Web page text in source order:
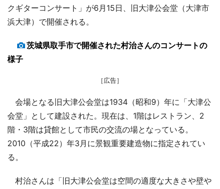
クギターコンサート」が6月15日、旧大津公会堂（大津市
浜大津）で開催される。
茨城県取手市で開催された村治さんのコンサートの
様子
［広告］
会場となる旧大津公会堂は1934（昭和9）年に「大津公
会堂」として建設された。現在は、1階はレストラン、2
階・3階は貸館として市民の交流の場となっている。
2010（平成22）年3月に景観重要建造物に指定されてい
る。
村治さんは「旧大津公会堂は空間の適度な大きさや壁や